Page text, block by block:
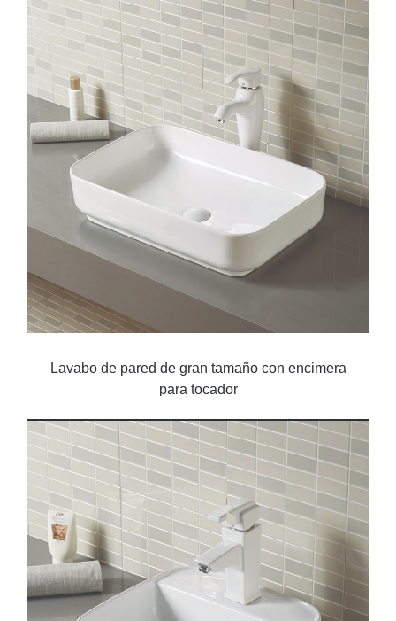
Lavabo de pared de gran tamaño con encimera
para tocador